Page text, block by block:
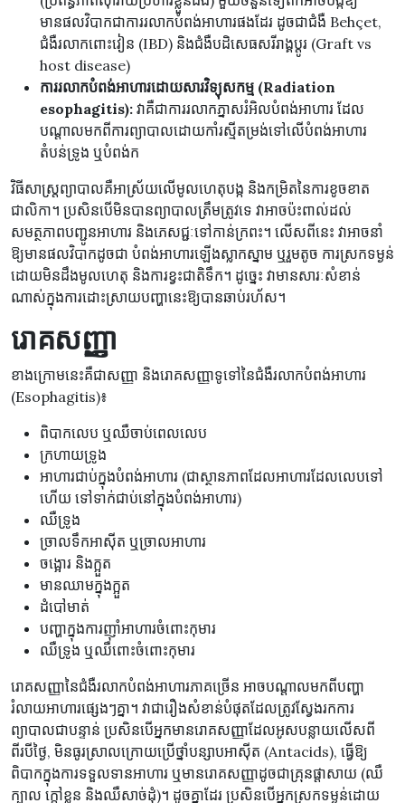
មានផលវិបាកជាការរលាកបំពង់អាហារផងដែរ ដូចជាជំងឺ Behçet,
ជំងឺរលាកពោះវៀន (IBD) និងជំងឺបដិសេធសរីរាង្គប្តូរ (Graft vs
host disease)
ការរលាកបំពង់អាហារដោយសារវិទ្យុសកម្ម (Radiation
esophagitis): វាគឺជាការរលាកភ្នាសរំអិលបំពង់អាហារ ដែល
បណ្តាលមកពីការព្យាបាលដោយកាំរស្មីតម្រង់ទៅលើបំពង់អាហារ
តំបន់ទ្រូង ឬបំពង់ក
វិធីសាស្រ្តព្យាបាលគឺអាស្រ័យលើមូលហេតុបង្ក និងកម្រិតនៃការខូចខាត
ជាលិកា។ ប្រសិនបើមិនបានព្យាបាលត្រឹមត្រូវទេ វាអាចប៉ះពាល់ដល់
សមត្ថភាពបញ្ជូនអាហារ និងភេសជ្ជៈទៅកាន់ក្រពះ។ លើសពីនេះ វាអាចនាំ
ឱ្យមានផលវិបាកដូចជា បំពង់អាហារឡើងស្លាកស្នាម ឬរួមតូច ការស្រកទម្ងន់
ដោយមិនដឹងមូលហេតុ និងការខ្វះជាតិទឹក។ ដូច្នេះ វាមានសារៈសំខាន់
ណាស់ក្នុងការដោះស្រាយបញ្ហានេះឱ្យបានឆាប់រហ័ស។
រោគសញ្ញា
ខាងក្រោមនេះគឺជាសញ្ញា និងរោគសញ្ញាទូទៅនៃជំងឺរលាកបំពង់អាហារ
(Esophagitis)៖
ពិបាកលេប ឬឈឺចាប់ពេលលេប
ក្រហាយទ្រូង
អាហារជាប់ក្នុងបំពង់អាហារ (ជាស្ថានភាពដែលអាហារដែលលេបទៅ
ហើយ ទៅទាក់ជាប់នៅក្នុងបំពង់អាហារ)
ឈឺទ្រូង
ច្រាលទឹកអាស៊ីត ឬច្រាលអាហារ
ចង្អោរ និងក្អួត
មានឈាមក្នុងក្អួត
ដំបៅមាត់
បញ្ហាក្នុងការញ៉ាំអាហារចំពោះកុមារ
ឈឺទ្រូង ឬឈឺពោះចំពោះកុមារ
រោគសញ្ញានៃជំងឺរលាកបំពង់អាហារភាគច្រើន អាចបណ្តាលមកពីបញ្ហា
រំលាយអាហារផ្សេងៗគ្នា។ វាជារឿងសំខាន់បំផុតដែលត្រូវស្វែងរកការ
ព្យាបាលជាបន្ទាន់ ប្រសិនបើអ្នកមានរោគសញ្ញាដែលអូសបន្លាយលើសពី
ពីរបីថ្ងៃ, មិនធូរស្រាលក្រោយប្រើថ្នាំបន្សាបអាស៊ីត (Antacids), ធ្វើឱ្យ
ពិបាកក្នុងការទទួលទានអាហារ ឬមានរោគសញ្ញាដូចជាគ្រុនផ្តាសាយ (ឈឺ
ក្បាល ក្តៅខ្លួន និងឈឺសាច់ដុំ)។ ដូចគ្នាដែរ ប្រសិនបើអ្នកស្រកទម្ងន់ដោយ